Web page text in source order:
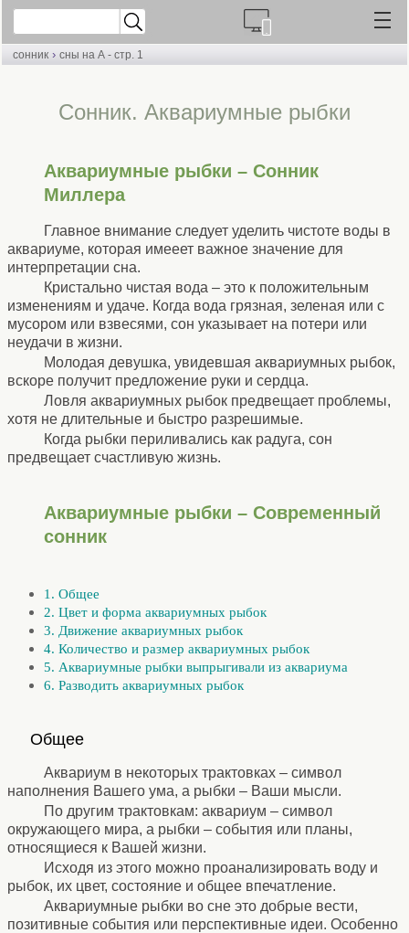
сонник › сны на А - стр. 1
Cонник. Аквариумные рыбки
Аквариумные рыбки – Сонник
Миллера
Главное внимание следует уделить чистоте воды в
аквариуме, которая имееет важное значение для
интерпретации сна.
Кристально чистая вода – это к положительным
изменениям и удаче. Когда вода грязная, зеленая или с
мусором или взвесями, сон указывает на потери или
неудачи в жизни.
Молодая девушка, увидевшая аквариумных рыбок,
вскоре получит предложение руки и сердца.
Ловля аквариумных рыбок предвещает проблемы,
хотя не длительные и быстро разрешимые.
Когда рыбки периливались как радуга, сон
предвещает счастливую жизнь.
Аквариумные рыбки – Современный
сонник
1. Общее
2. Цвет и форма аквариумных рыбок
3. Движение аквариумных рыбок
4. Количество и размер аквариумных рыбок
5. Аквариумные рыбки выпрыгивали из аквариума
6. Разводить аквариумных рыбок
Общее
Аквариум в некоторых трактовках – символ
наполнения Вашего ума, а рыбки – Ваши мысли.
По другим трактовкам: аквариум – символ
окружающего мира, а рыбки – события или планы,
относящиеся к Вашей жизни.
Исходя из этого можно проанализировать воду и
рыбок, их цвет, состояние и общее впечатление.
Аквариумные рыбки во сне это добрые вести,
позитивные события или перспективные идеи. Особенно